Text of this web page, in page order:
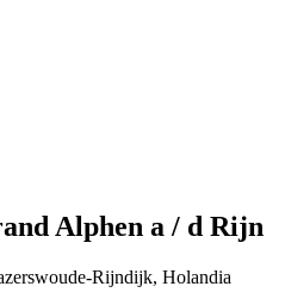
Alphen a / d Rijn
Rijndijk, Holandia